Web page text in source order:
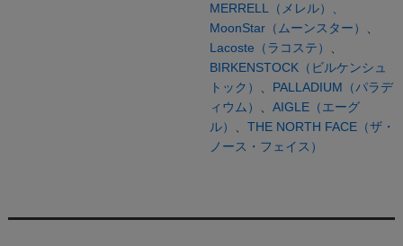
MERRELL（メレル）、
MoonStar（ムーンスター）
Lacoste（ラコステ）
BIRKENSTOCK（ビルケンシュ
トック）
PALLADIUM（パラデ
ィウム）
AIGLE（エーグ
ル）
THE NORTH FACE（ザ・
ノース・フェイス）